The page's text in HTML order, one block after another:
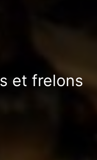
et frelons